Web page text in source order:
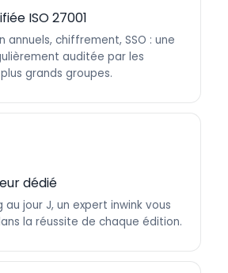
ISO 27001
annuels, chiffrement, SSO : une
auditée par les
grands groupes.
dédié
au jour J, un expert inwink vous
la réussite de chaque édition.